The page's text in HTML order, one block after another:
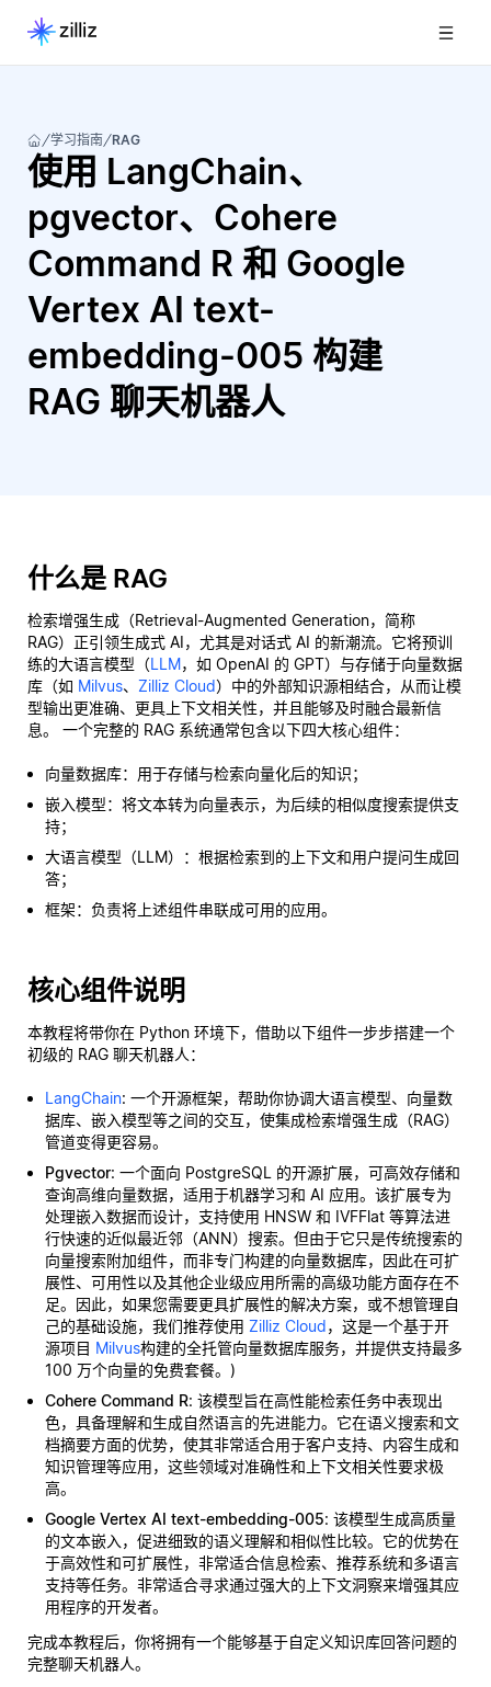
学习指南 RAG
使用 LangChain、
pgvector、Cohere
Command R 和 Google
Vertex AI text-
embedding-005 构建
RAG 聊天机器人
什么是 RAG
检索增强生成（Retrieval-Augmented Generation，简称
RAG）正引领生成式 AI，尤其是对话式 AI 的新潮流。它将预训
练的大语言模型（LLM，如 OpenAI 的 GPT）与存储于向量数据
库（如 Milvus、 Zilliz Cloud）中的外部知识源相结合，从而让模
型输出更准确、更具上下文相关性，并且能够及时融合最新信
息。 一个完整的 RAG 系统通常包含以下四大核心组件：
向量数据库：用于存储与检索向量化后的知识；
嵌入模型：将文本转为向量表示，为后续的相似度搜索提供支
持；
大语言模型（LLM）：根据检索到的上下文和用户提问生成回
答；
框架：负责将上述组件串联成可用的应用。
核心组件说明
本教程将带你在 Python 环境下，借助以下组件一步步搭建一个
初级的 RAG 聊天机器人：
LangChain: 一个开源框架，帮助你协调大语言模型、向量数
据库、嵌入模型等之间的交互，使集成检索增强生成（RAG）
管道变得更容易。
Pgvector: 一个面向 PostgreSQL 的开源扩展，可高效存储和
查询高维向量数据，适用于机器学习和 AI 应用。该扩展专为
处理嵌入数据而设计，支持使用 HNSW 和 IVFFlat 等算法进
行快速的近似最近邻（ANN）搜索。但由于它只是传统搜索的
向量搜索附加组件，而非专门构建的向量数据库，因此在可扩
展性、可用性以及其他企业级应用所需的高级功能方面存在不
足。因此，如果您需要更具扩展性的解决方案，或不想管理自
己的基础设施，我们推荐使用 Zilliz Cloud，这是一个基于开
源项目 Milvus构建的全托管向量数据库服务，并提供支持最多
100 万个向量的免费套餐。)
Cohere Command R: 该模型旨在高性能检索任务中表现出
色，具备理解和生成自然语言的先进能力。它在语义搜索和文
档摘要方面的优势，使其非常适合用于客户支持、内容生成和
知识管理等应用，这些领域对准确性和上下文相关性要求极
高。
Google Vertex AI text-embedding-005: 该模型生成高质量
的文本嵌入，促进细致的语义理解和相似性比较。它的优势在
于高效性和可扩展性，非常适合信息检索、推荐系统和多语言
支持等任务。非常适合寻求通过强大的上下文洞察来增强其应
用程序的开发者。
完成本教程后，你将拥有一个能够基于自定义知识库回答问题的
完整聊天机器人。